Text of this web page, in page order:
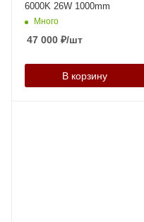
6000K 26W 1000mm
Много
47 000 ₽/шт
В корзину